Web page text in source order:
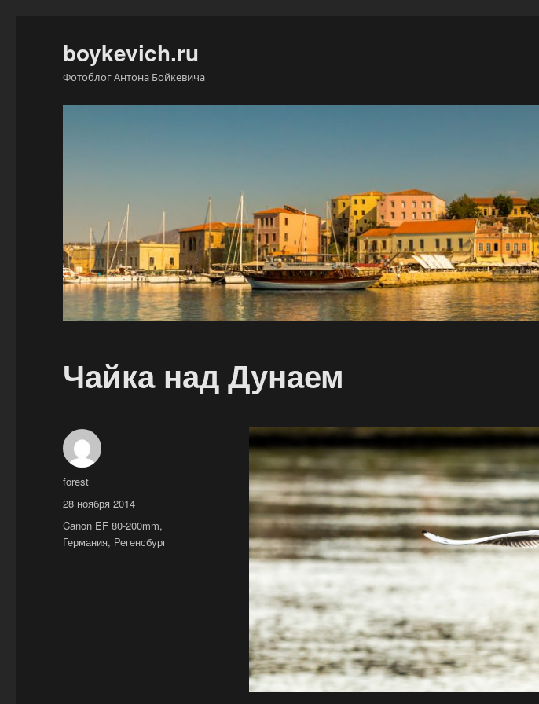
boykevich.ru
Фотоблог Антона Бойкевича
Чайка над Дунаем
Автор
forest
Опубликовано
28 ноября 2014
Метки
Canon EF 80-200mm,
Германия, Регенсбург